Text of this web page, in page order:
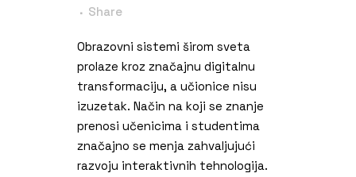
Share
Obrazovni sistemi širom sveta
prolaze kroz značajnu digitalnu
transformaciju, a učionice nisu
izuzetak. Način na koji se znanje
prenosi učenicima i studentima
značajno se menja zahvaljujući
razvoju interaktivnih tehnologija.